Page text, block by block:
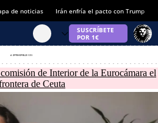
de noticias Irán enfría el pacto con Trump
de Interior de la Eurocámara el
de Ceuta